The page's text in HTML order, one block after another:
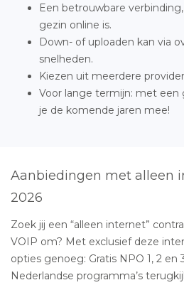
Een betrouwbare
gezin online is.
Down- of uploaden kan via
snelheden.
Kiezen uit meerdere
Voor lange termijn: met een
je de komende jaren mee!
Aanbiedingen met alleen
2026
Zoek jij een “alleen internet”
VOIP om? Met exclusief deze
opties genoeg: Gratis NPO 1, 2 en
Nederlandse programma’s